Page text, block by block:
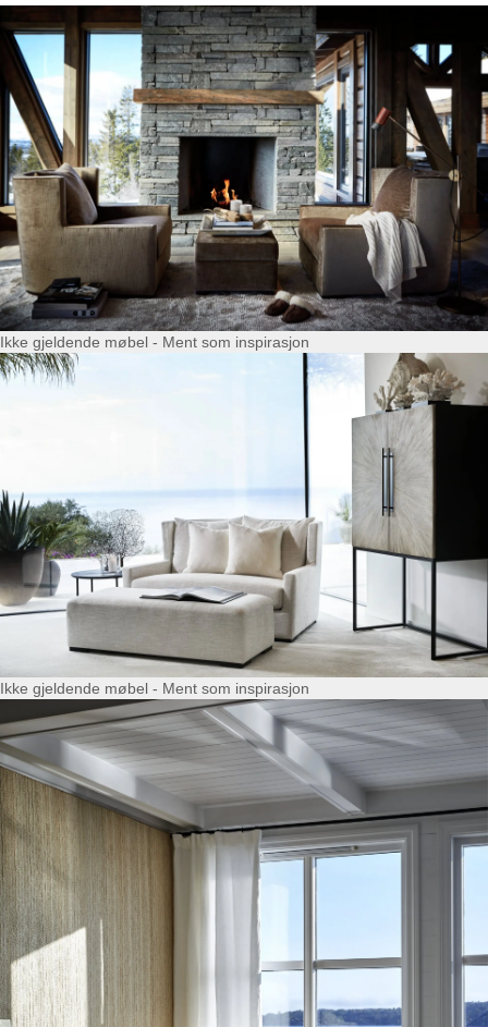
Ikke gjeldende møbel - Ment som inspirasjon
Ikke gjeldende møbel - Ment som inspirasjon